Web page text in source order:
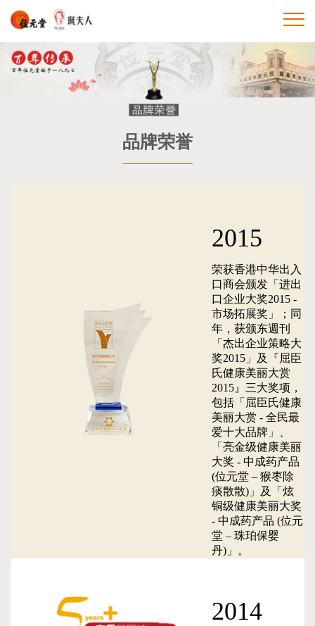
品牌荣誉
2015
荣获香港中华出入
口商会颁发「进出
口企业大奖2015 -
市场拓展奖」；同
年，获颁东週刊
「杰出企业策略大
奖2015」及『屈臣
氏健康美丽大赏
2015』三大奖项，
包括「屈臣氏健康
美丽大赏 - 全民最
爱十大品牌」、
「亮金级健康美丽
大奖 - 中成药产品
(位元堂 – 猴枣除
痰散散)」及「炫
铜级健康美丽大奖
- 中成药产品 (位元
堂 – 珠珀保婴
丹)」。
2014